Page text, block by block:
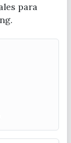
del Mar
para